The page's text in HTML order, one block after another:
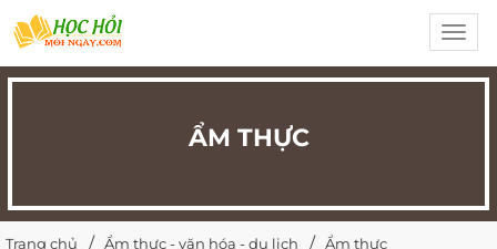
ẨM THỰC
Trang chủ Ẩm thực - văn hóa - du lịch Ẩm thực